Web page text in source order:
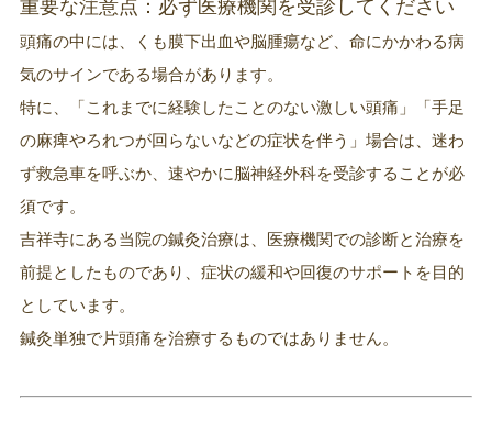
重要な注意点：必ず医療機関を受診してください
頭痛の中には、くも膜下出血や脳腫瘍など、命にかかわる病
気のサインである場合があります。
特に、「これまでに経験したことのない激しい頭痛」「手足
の麻痺やろれつが回らないなどの症状を伴う」場合は、迷わ
ず救急車を呼ぶか、速やかに脳神経外科を受診することが必
須です。
吉祥寺にある当院の鍼灸治療は、医療機関での診断と治療を
前提としたものであり、症状の緩和や回復のサポートを目的
としています。
鍼灸単独で片頭痛を治療するものではありません。